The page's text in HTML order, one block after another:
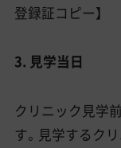
登録証コピー】
3. 見学当日
クリニック見学
す。見学するク